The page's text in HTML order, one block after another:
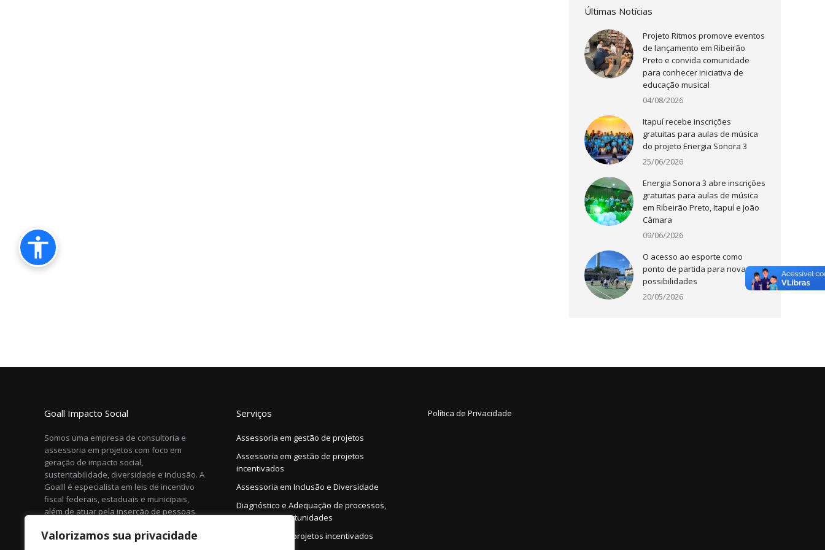
Valorizamos sua privacidade
Últimas Notícias
Projeto Ritmos promove eventos
de lançamento em Ribeirão
Preto e convida comunidade
para conhecer iniciativa de
educação musical
04/08/2026
Itapuí recebe inscrições
gratuitas para aulas de música
do projeto Energia Sonora 3
25/06/2026
Energia Sonora 3 abre inscrições
gratuitas para aulas de música
em Ribeirão Preto, Itapuí e João
Câmara
09/06/2026
O acesso ao esporte como
ponto de partida para novas
possibilidades
20/05/2026
Goall Impacto Social
Somos uma empresa de consultoria e
assessoria em projetos com foco em
geração de impacto social,
sustentabilidade, diversidade e inclusão. A
Goalll é especialista em leis de incentivo
fiscal federais, estaduais e municipais,
além de atuar pela inserção de pessoas
trabalho.
Serviços
Assessoria em gestão de projetos
Assessoria em gestão de projetos
incentivados
Assessoria em Inclusão e Diversidade
Diagnóstico e Adequação de processos,
espaços e oportunidades
Elaboração de projetos incentivados
Política de Privacidade